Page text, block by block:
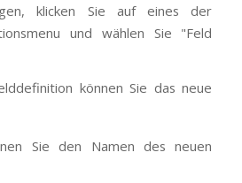
klicken Sie auf eines der
und wählen Sie "Feld
können Sie das neue
Sie den Namen des neuen